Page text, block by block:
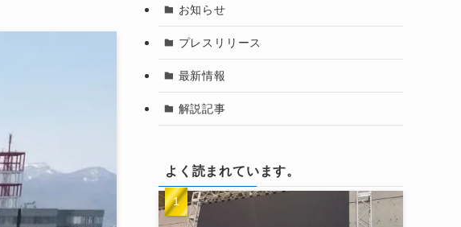
お知らせ
プレスリリース
最新情報
解説記事
よく読まれています。